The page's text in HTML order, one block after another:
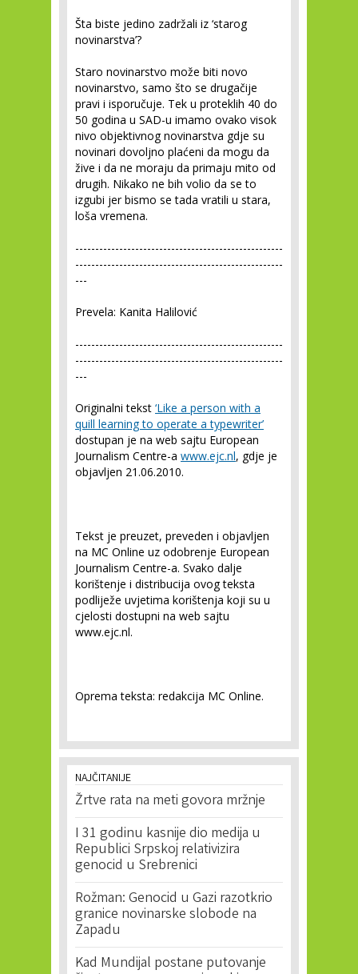
Šta biste jedino zadržali iz ‘starog
novinarstva’?
Staro novinarstvo može biti novo
novinarstvo, samo što se drugačije
pravi i isporučuje. Tek u proteklih 40 do
50 godina u SAD-u imamo ovako visok
nivo objektivnog novinarstva gdje su
novinari dovoljno plaćeni da mogu da
žive i da ne moraju da primaju mito od
drugih. Nikako ne bih volio da se to
izgubi jer bismo se tada vratili u stara,
loša vremena.
----------------------------------------------------
----------------------------------------------------
---
Prevela: Kanita Halilović
----------------------------------------------------
----------------------------------------------------
---
Originalni tekst ‘Like a person with a
quill learning to operate a typewriter’
dostupan je na web sajtu European
Journalism Centre-a www.ejc.nl, gdje je
objavljen 21.06.2010.
Tekst je preuzet, preveden i objavljen
na MC Online uz odobrenje European
Journalism Centre-a. Svako dalje
korištenje i distribucija ovog teksta
podliježe uvjetima korištenja koji su u
cjelosti dostupni na web sajtu
www.ejc.nl.
Oprema teksta: redakcija MC Online.
NAJČITANIJE
Žrtve rata na meti govora mržnje
I 31 godinu kasnije dio medija u
Republici Srpskoj relativizira
genocid u Srebrenici
Rožman: Genocid u Gazi razotkrio
granice novinarske slobode na
Zapadu
Kad Mundijal postane putovanje